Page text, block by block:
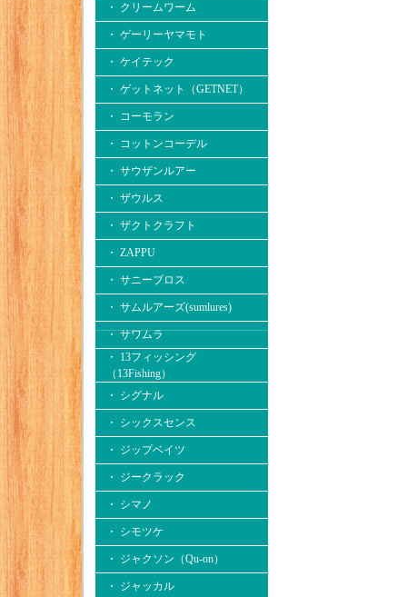
・ クリームワーム
・ ゲーリーヤマモト
・ ケイテック
・ ゲットネット（GETNET）
・ コーモラン
・ コットンコーデル
・ サウザンルアー
・ ザウルス
・ ザクトクラフト
・ ZAPPU
・ サニーブロス
・ サムルアーズ(sumlures)
・ サワムラ
・ 13フィッシング
（13Fishing）
・ シグナル
・ シックスセンス
・ ジップベイツ
・ ジークラック
・ シマノ
・ シモツケ
・ ジャクソン（Qu-on）
・ ジャッカル